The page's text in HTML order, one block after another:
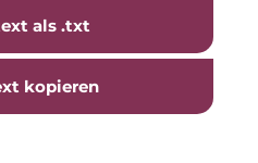
als .txt
kopieren